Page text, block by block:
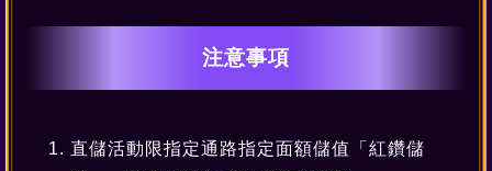
注意事項
直儲活動限指定通路指定面額儲值「紅鑽儲